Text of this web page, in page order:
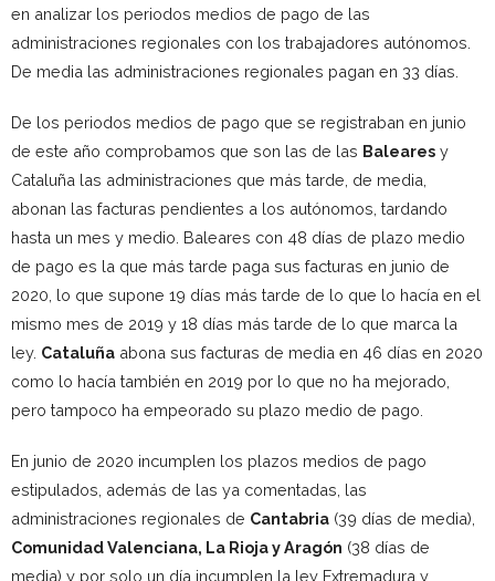
en analizar los periodos medios de pago de las
administraciones regionales con los trabajadores autónomos.
De media las administraciones regionales pagan en 33 días.
De los periodos medios de pago que se registraban en junio
de este año comprobamos que son las de las Baleares y
Cataluña las administraciones que más tarde, de media,
abonan las facturas pendientes a los autónomos, tardando
hasta un mes y medio. Baleares con 48 días de plazo medio
de pago es la que más tarde paga sus facturas en junio de
2020, lo que supone 19 días más tarde de lo que lo hacía en el
mismo mes de 2019 y 18 días más tarde de lo que marca la
ley. Cataluña abona sus facturas de media en 46 días en 2020
como lo hacía también en 2019 por lo que no ha mejorado,
pero tampoco ha empeorado su plazo medio de pago.
En junio de 2020 incumplen los plazos medios de pago
estipulados, además de las ya comentadas, las
administraciones regionales de Cantabria (39 días de media),
Comunidad Valenciana, La Rioja y Aragón (38 días de
media) y por solo un día incumplen la ley Extremadura y